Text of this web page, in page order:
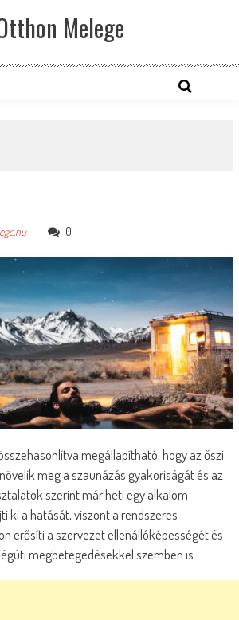
Melege
- 0
megállapítható, hogy az őszi
meg a szaunázás gyakoriságát és az
szerint már heti egy alkalom
ki a hatását, viszont a rendszeres
erősíti a szervezet ellenállóképességét és
megbetegedésekkel szemben is.